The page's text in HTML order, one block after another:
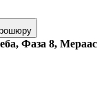
Фаза 8, Мераас